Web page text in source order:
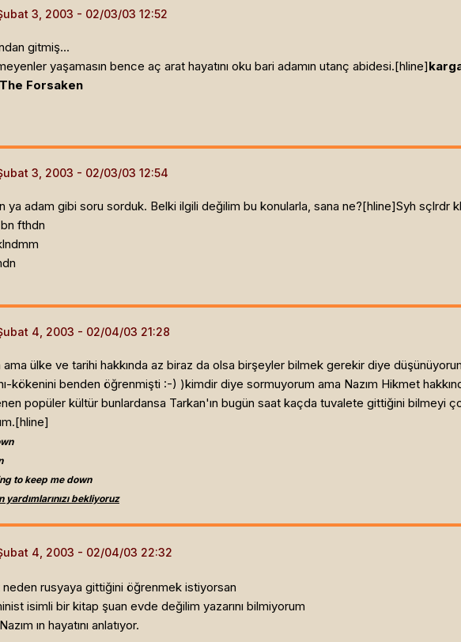
3, 2003
gitmiş...
yaşamasın bence aç arat hayatını oku bari adamın utanç abidesi.[hline]
Forsaken
3, 2003
ya adam gibi soru sorduk. Belki ilgili değilim bu konularla, sana ne?[hline]Syh sçlrdr
fthdn
4, 2003
ülke ve tarihi hakkında az biraz da olsa birşeyler bilmek gerekir diye
kökenini benden öğrenmişti :-) )kimdir diye sormuyorum ama Nazım Hikmet
popüler kültür bunlardansa Tarkan'ın bugün saat kaçda tuvalete gittiğini bilmeyi
to keep me down
bekliyoruz
4, 2003
neden rusyaya gittiğini öğrenmek istiyorsan
isimli bir kitap şuan evde değilim yazarını bilmiyorum
ın hayatını anlatıyor.